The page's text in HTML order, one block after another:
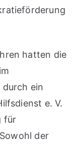
hatten die
durch ein
e. V.
für
der